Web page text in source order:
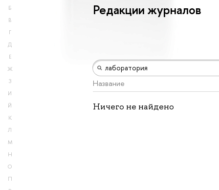
Б
В
Г
Д
Е
Ж
З
И
Й
К
Л
М
Н
О
П
Редакции журналов
Название
Ничего не найдено